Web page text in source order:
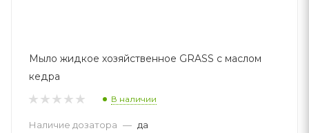
Мыло жидкое хозяйственное GRASS с маслом
кедра
В наличии
Наличие дозатора — да